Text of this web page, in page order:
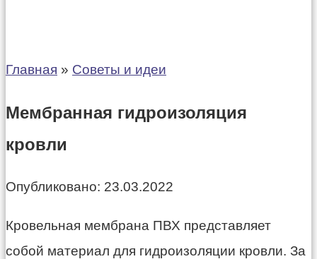
Главная » Советы и идеи
Мембранная гидроизоляция
кровли
Опубликовано: 23.03.2022
Кровельная мембрана ПВХ представляет
собой материал для гидроизоляции кровли. За